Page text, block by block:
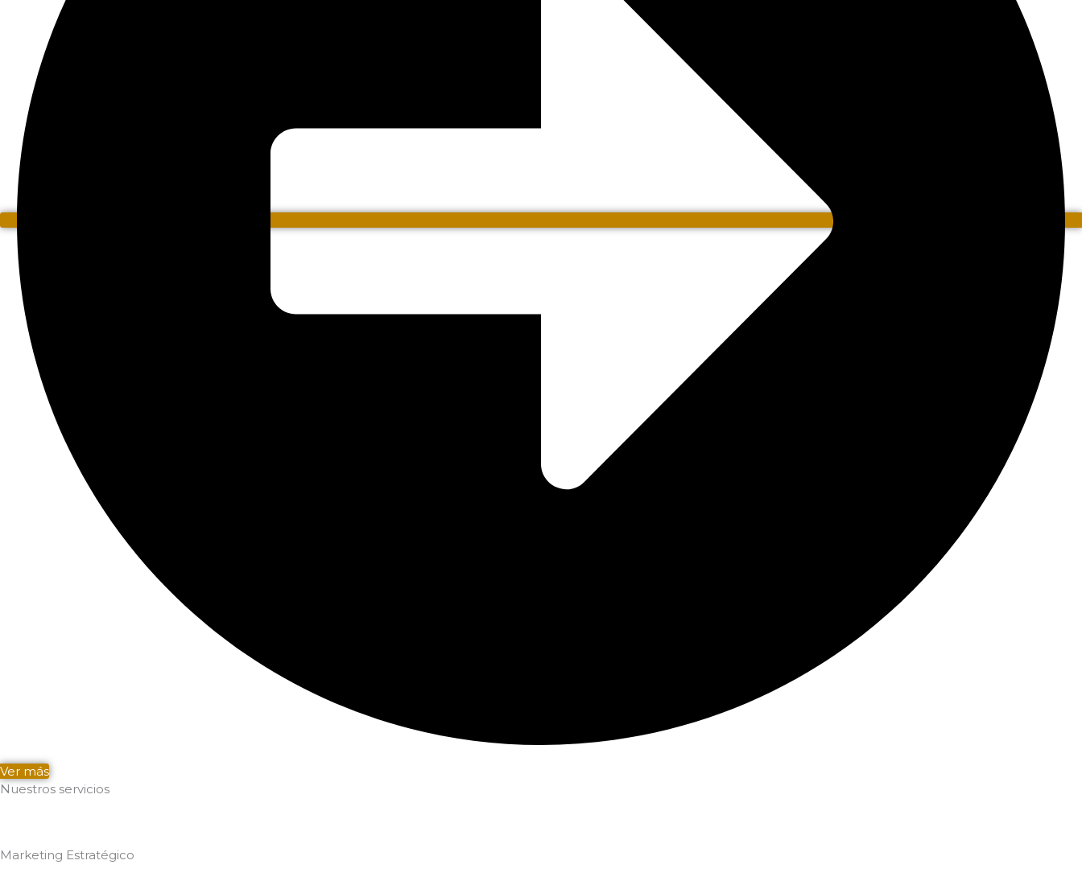
Ver más
Nuestros servicios
Marketing Estratégico